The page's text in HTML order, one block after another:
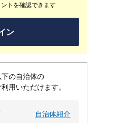
トを確認できます
ン
の自治体の
用いただけます。
自治体紹介